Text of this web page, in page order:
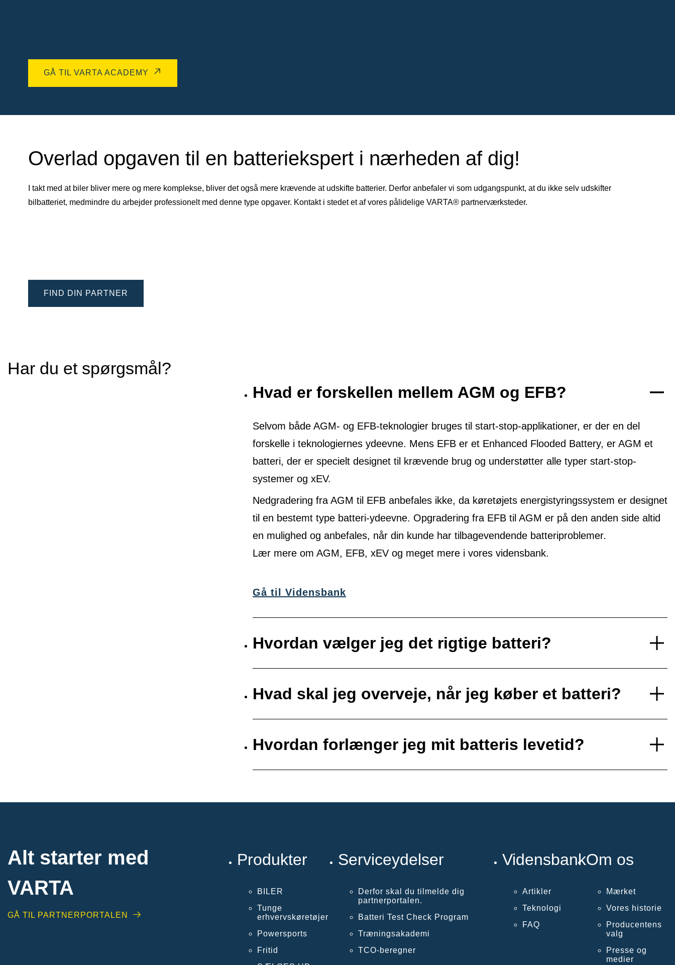
GÅ TIL VARTA ACADEMY
Overlad opgaven til en batteriekspert i nærheden af dig!
I takt med at biler bliver mere og mere komplekse, bliver det også mere krævende at udskifte batterier. Derfor anbefaler vi som udgangspunkt, at du ikke selv udskifter
bilbatteriet, medmindre du arbejder professionelt med denne type opgaver. Kontakt i stedet et af vores pålidelige VARTA® partnerværksteder.
FIND DIN PARTNER
Har du et spørgsmål?
Hvad er forskellen mellem AGM og EFB?
Selvom både AGM- og EFB-teknologier bruges til start-stop-applikationer, er der en del
forskelle i teknologiernes ydeevne. Mens EFB er et Enhanced Flooded Battery, er AGM et
batteri, der er specielt designet til krævende brug og understøtter alle typer start-stop-
systemer og xEV.
Nedgradering fra AGM til EFB anbefales ikke, da køretøjets energistyringssystem er designet
til en bestemt type batteri-ydeevne. Opgradering fra EFB til AGM er på den anden side altid
en mulighed og anbefales, når din kunde har tilbagevendende batteriproblemer.
Lær mere om AGM, EFB, xEV og meget mere i vores vidensbank.
Gå til Vidensbank
Hvordan vælger jeg det rigtige batteri?
Hvad skal jeg overveje, når jeg køber et batteri?
Hvordan forlænger jeg mit batteris levetid?
Alt starter med
VARTA​
GÅ TIL PARTNERPORTALEN
Produkter
BILER
Tunge
erhvervskøretøjer
Powersports
Fritid
Serviceydelser
Derfor skal du tilmelde dig
partnerportalen.
Batteri Test Check Program
Træningsakademi
TCO-beregner
Vidensbank
Artikler
Teknologi
FAQ
Om os
Mærket
Vores historie
Producentens
valg
Presse og
medier